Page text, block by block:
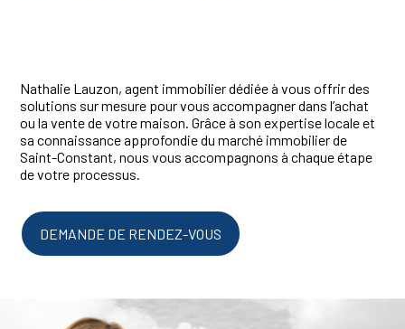
Nathalie Lauzon, agent immobilier dédiée à vous offrir des
solutions sur mesure pour vous accompagner dans l’achat
ou la vente de votre maison. Grâce à son expertise locale et
sa connaissance approfondie du marché immobilier de
Saint-Constant, nous vous accompagnons à chaque étape
de votre processus.
DEMANDE DE RENDEZ-VOUS